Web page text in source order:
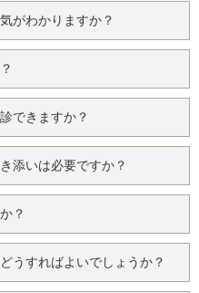
がわかりますか？
できますか？
添いは必要ですか？
？
うすればよいでしょうか？